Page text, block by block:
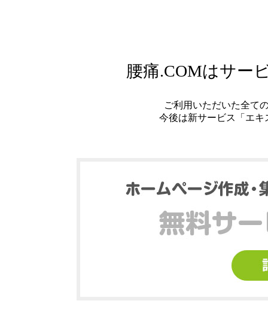
腰痛.COMはサー
ご利用いただいた全て
今後は新サービス「エ